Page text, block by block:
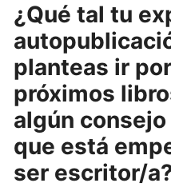
¿Qué tal tu
planteas ir
próximos
algún
que está
ser escritor/